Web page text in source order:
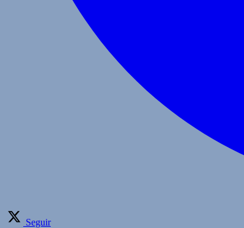
Seguir